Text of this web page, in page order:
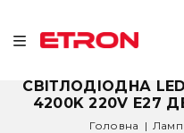
СВІТЛОДІОДНА
4200K 220V E27
Головна |